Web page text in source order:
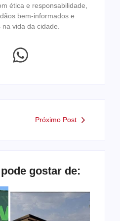
ética e responsabilidade,
bem-informados e
vida da cidade.
Próximo Post
gostar de: